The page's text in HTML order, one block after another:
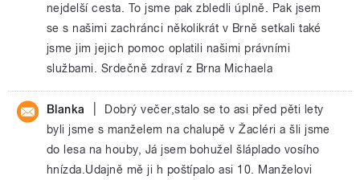
nejdelší cesta. To jsme pak zbledli úplně. Pak jsem
se s našimi zachránci několikrát v Brně setkali také
jsme jim jejich pomoc oplatili našimi právními
službami. Srdečně zdraví z Brna Michaela
Blanka
Dobrý večer,stalo se to asi před pěti lety
byli jsme s manželem na chalupě v Žacléri a šli jsme
do lesa na houby, Já jsem bohužel šláplado vosího
hnízda.Udajně mě ji h poštípalo asi 10. Manželovi